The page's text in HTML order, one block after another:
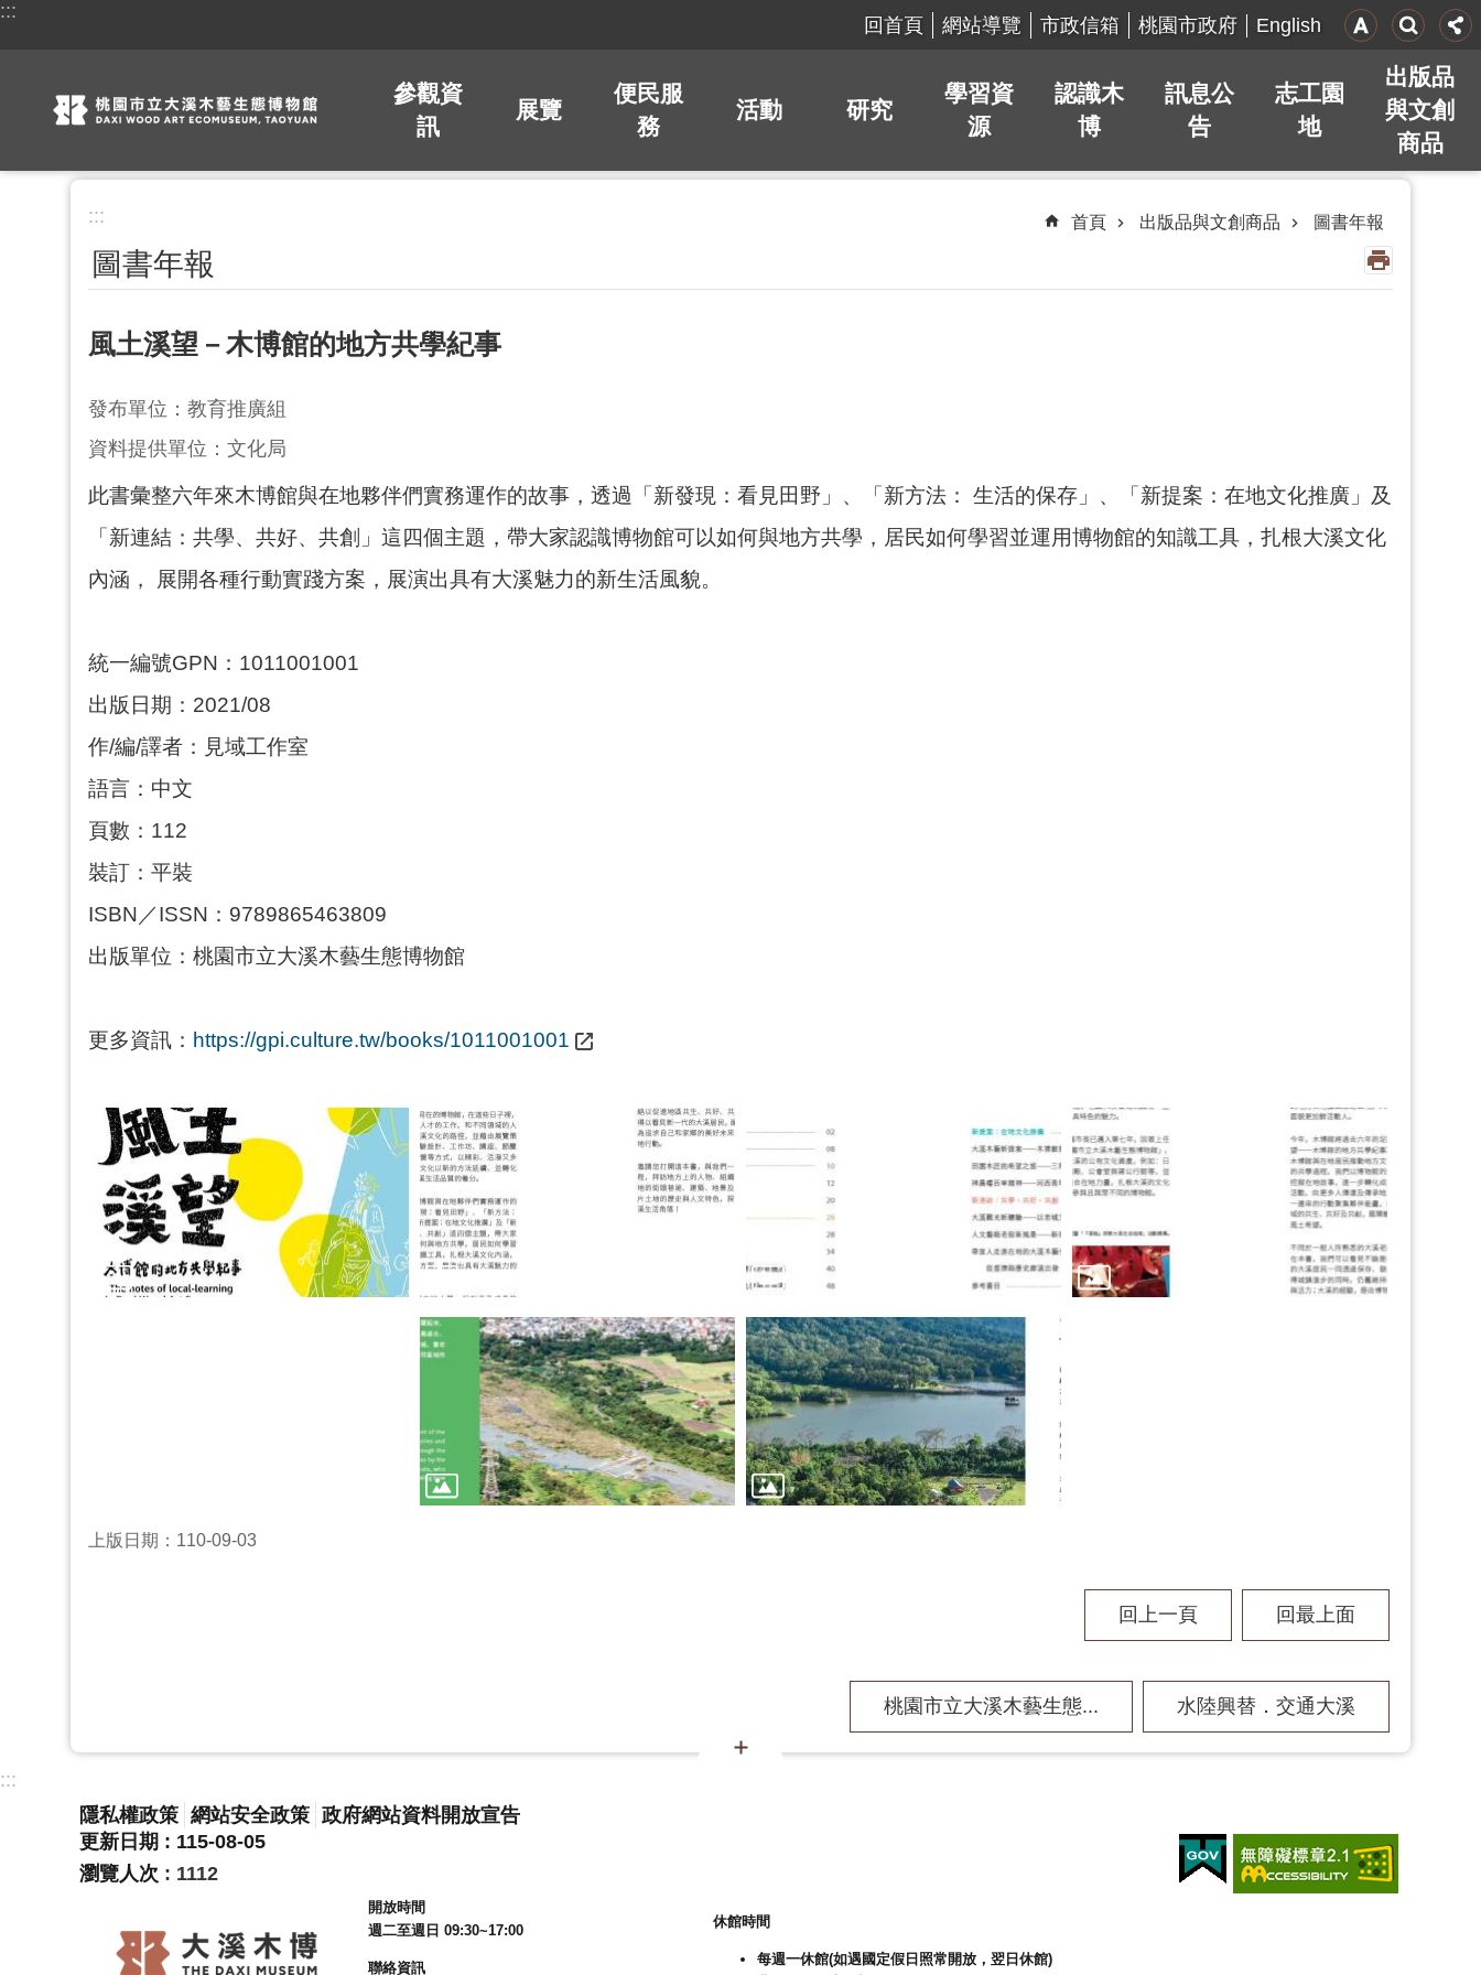
跳到主要內容區塊
:::
回首頁 網站導覽 市政信箱 桃園市政府 English
參觀資
訊
展覽
便民服
務
活動 研究
學習資
源
認識木
博
訊息公
告
志工園
地
出版品
與文創
商品
::: 首頁 出版品與文創商品 圖書年報
圖書年報
風土溪望－木博館的地方共學紀事
發布單位：教育推廣組
資料提供單位：文化局
此書彙整六年來木博館與在地夥伴們實務運作的故事，透過「新發現：看見田野」、「新方法： 生活的保存」、「新提案：在地文化推廣」及
「新連結：共學、共好、共創」這四個主題，帶大家認識博物館可以如何與地方共學，居民如何學習並運用博物館的知識工具，扎根大溪文化
內涵， 展開各種行動實踐方案，展演出具有大溪魅力的新生活風貌。
統一編號GPN：1011001001
出版日期：2021/08
作/編/譯者：見域工作室
語言：中文
頁數：112
裝訂：平裝
ISBN／ISSN：9789865463809
出版單位：桃園市立大溪木藝生態博物館
更多資訊： https://gpi.culture.tw/books/1011001001
上版日期：110-09-03
回上一頁 回最上面
桃園市立大溪木藝生態... 水陸興替．交通大溪
:::
隱私權政策 網站安全政策 政府網站資料開放宣告
更新日期
115-08-05
瀏覽人次
1112
開放時間
週二至週日 09:30~17:00
聯絡資訊
休館時間
每週一休館(如遇國定假日照常開放，翌日休館)